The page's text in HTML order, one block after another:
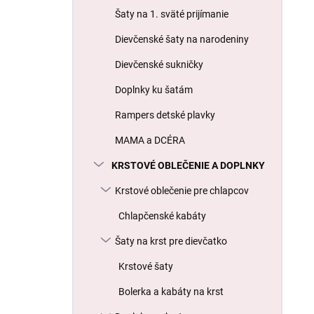
Šaty na 1. sväté prijímanie
Dievčenské šaty na narodeniny
Dievčenské sukničky
Doplnky ku šatám
Rampers detské plavky
MAMA a DCÉRA
KRSTOVÉ OBLEČENIE A DOPLNKY
Krstové oblečenie pre chlapcov
Chlapčenské kabáty
Šaty na krst pre dievčatko
Krstové šaty
Bolerka a kabáty na krst